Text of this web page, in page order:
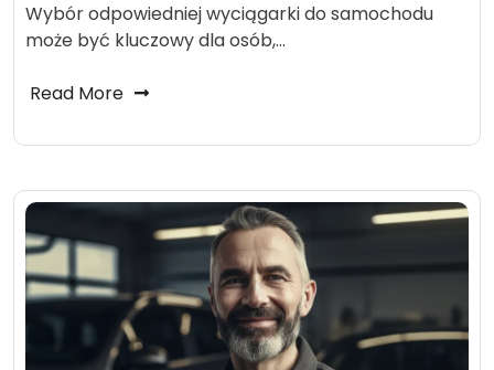
Wybór odpowiedniej wyciągarki do samochodu
może być kluczowy dla osób,…
Read More